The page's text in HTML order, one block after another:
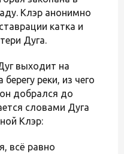
Клэр анонимно
катка и
Дуга.
выходит на
реки, из чего
добрался до
словами Дуга
Клэр:
всё равно